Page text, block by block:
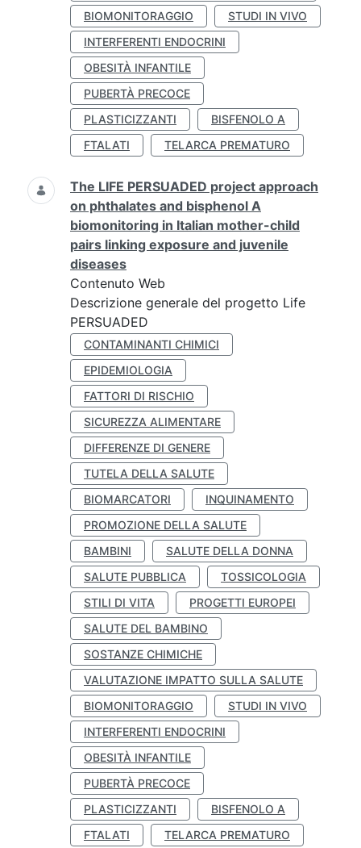
BIOMONITORAGGIO
STUDI IN VIVO
INTERFERENTI ENDOCRINI
OBESITÀ INFANTILE
PUBERTÀ PRECOCE
PLASTICIZZANTI
BISFENOLO A
FTALATI
TELARCA PREMATURO
The LIFE PERSUADED project approach
on phthalates and bisphenol A
biomonitoring in Italian mother-child
pairs linking exposure and juvenile
diseases
Contenuto Web
Descrizione generale del progetto Life
PERSUADED
CONTAMINANTI CHIMICI
EPIDEMIOLOGIA
FATTORI DI RISCHIO
SICUREZZA ALIMENTARE
DIFFERENZE DI GENERE
TUTELA DELLA SALUTE
BIOMARCATORI
INQUINAMENTO
PROMOZIONE DELLA SALUTE
BAMBINI
SALUTE DELLA DONNA
SALUTE PUBBLICA
TOSSICOLOGIA
STILI DI VITA
PROGETTI EUROPEI
SALUTE DEL BAMBINO
SOSTANZE CHIMICHE
VALUTAZIONE IMPATTO SULLA SALUTE
BIOMONITORAGGIO
STUDI IN VIVO
INTERFERENTI ENDOCRINI
OBESITÀ INFANTILE
PUBERTÀ PRECOCE
PLASTICIZZANTI
BISFENOLO A
FTALATI
TELARCA PREMATURO